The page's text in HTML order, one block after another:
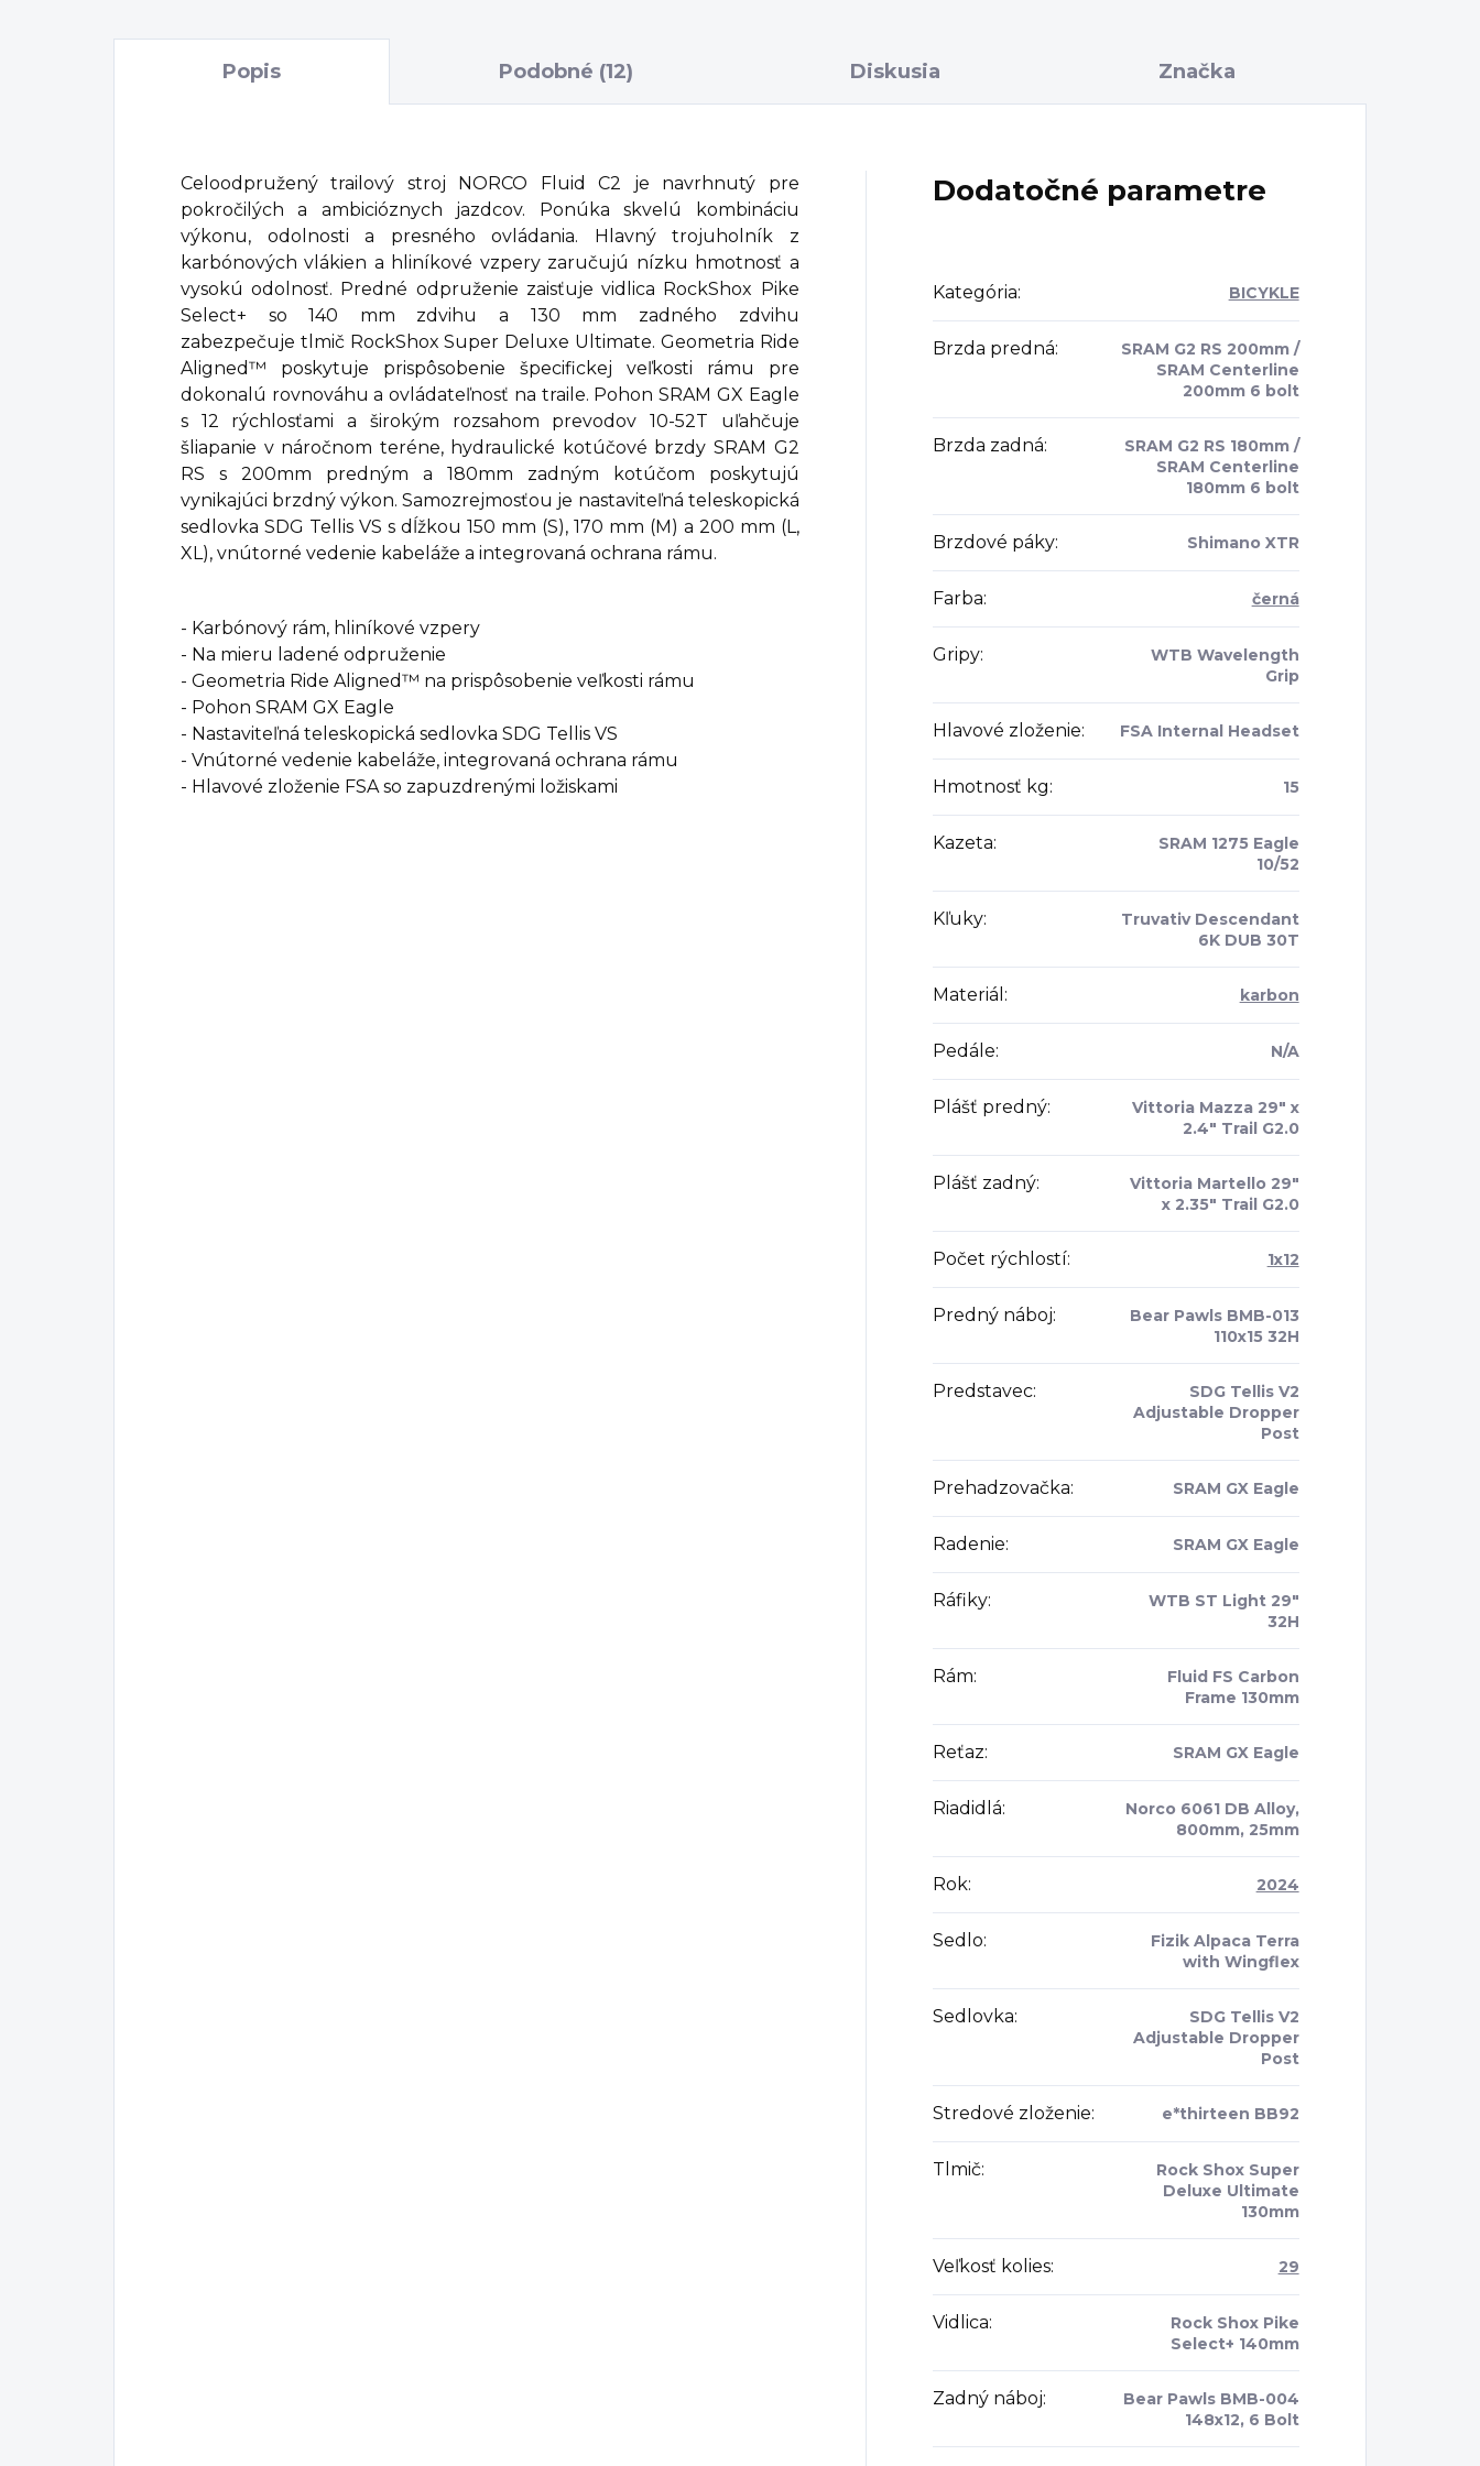
Popis Podobné (12) Diskusia Značka
Celoodpružený trailový stroj NORCO Fluid C2 je navrhnutý pre
pokročilých a ambicióznych jazdcov. Ponúka skvelú kombináciu
výkonu, odolnosti a presného ovládania. Hlavný trojuholník z
karbónových vlákien a hliníkové vzpery zaručujú nízku hmotnosť a
vysokú odolnosť. Predné odpruženie zaisťuje vidlica RockShox Pike
Select+ so 140 mm zdvihu a 130 mm zadného zdvihu
zabezpečuje tlmič RockShox Super Deluxe Ultimate. Geometria Ride
Aligned™ poskytuje prispôsobenie špecifickej veľkosti rámu pre
dokonalú rovnováhu a ovládateľnosť na traile. Pohon SRAM GX Eagle
s 12 rýchlosťami a širokým rozsahom prevodov 10-52T uľahčuje
šliapanie v náročnom teréne, hydraulické kotúčové brzdy SRAM G2
RS s 200mm predným a 180mm zadným kotúčom poskytujú
vynikajúci brzdný výkon. Samozrejmosťou je nastaviteľná teleskopická
sedlovka SDG Tellis VS s dĺžkou 150 mm (S), 170 mm (M) a 200 mm (L,
XL), vnútorné vedenie kabeláže a integrovaná ochrana rámu.
- Karbónový rám, hliníkové vzpery
- Na mieru ladené odpruženie
- Geometria Ride Aligned™ na prispôsobenie veľkosti rámu
- Pohon SRAM GX Eagle
- Nastaviteľná teleskopická sedlovka SDG Tellis VS
- Vnútorné vedenie kabeláže, integrovaná ochrana rámu
- Hlavové zloženie FSA so zapuzdrenými ložiskami
Dodatočné parametre
Kategória: BICYKLE
Brzda predná:
SRAM G2 RS 200mm /
SRAM Centerline
200mm 6 bolt
Brzda zadná:
SRAM G2 RS 180mm /
SRAM Centerline
180mm 6 bolt
Brzdové páky: Shimano XTR
Farba: černá
Gripy:
WTB Wavelength
Grip
Hlavové zloženie: FSA Internal Headset
Hmotnosť kg: 15
Kazeta:
SRAM 1275 Eagle
10/52
Kľuky:
Truvativ Descendant
6K DUB 30T
Materiál : karbon
Pedále: N/A
Plášť predný:
Vittoria Mazza 29" x
2.4" Trail G2.0
Plášť zadný:
Vittoria Martello 29"
x 2.35" Trail G2.0
Počet rýchlostí: 1x12
Predný náboj:
Bear Pawls BMB-013
110x15 32H
Predstavec:
SDG Tellis V2
Adjustable Dropper
Post
Prehadzovačka: SRAM GX Eagle
Radenie: SRAM GX Eagle
Ráfiky:
WTB ST Light 29"
32H
Rám:
Fluid FS Carbon
Frame 130mm
Reťaz: SRAM GX Eagle
Riadidlá:
Norco 6061 DB Alloy,
800mm, 25mm
Rok: 2024
Sedlo:
Fizik Alpaca Terra
with Wingflex
Sedlovka:
SDG Tellis V2
Adjustable Dropper
Post
Stredové zloženie: e*thirteen BB92
Tlmič:
Rock Shox Super
Deluxe Ultimate
130mm
Veľkosť kolies: 29
Vidlica:
Rock Shox Pike
Select+ 140mm
Zadný náboj:
Bear Pawls BMB-004
148x12, 6 Bolt